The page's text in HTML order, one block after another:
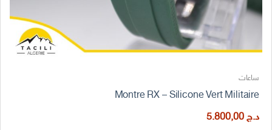
ساعات
Montre RX – Silicone Vert Militaire
د.ج5.800,00